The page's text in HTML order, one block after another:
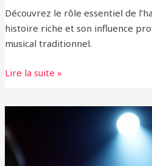
Découvrez le rôle essentiel de
histoire riche et son influence
musical traditionnel.
Lire la suite »
Marine
Band